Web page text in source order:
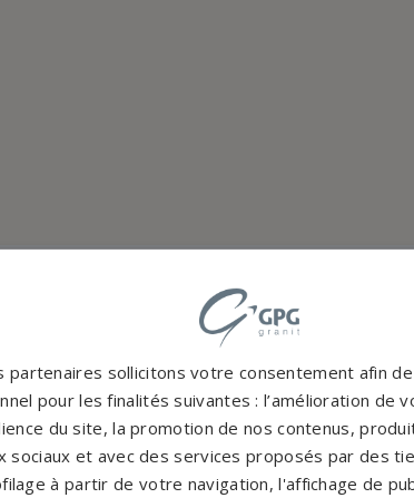
et originales
tombales en granit de
à personnaliser.
Un
partenaires
partenaires sollicitons votre consentement afin
pour les finalités suivantes : l’amélioration de
du site, la promotion de nos contenus,
sociaux et avec des services proposés par des
à partir de votre navigation, l'affichage de